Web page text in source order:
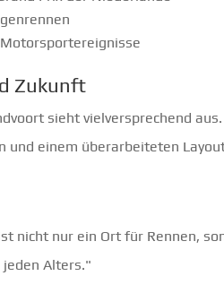
Zukunft
sieht vielversprechend
und einem überarbeiteten
nicht nur ein Ort für Rennen,
Alters."